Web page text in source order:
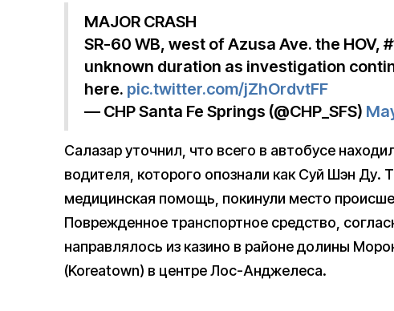
MAJOR CRASH
SR-60 WB, west of Azusa Ave. the HOV,
unknown duration as investigation
here. pic.twitter.com/jZhOrdvtFF
— CHP Santa Fe Springs (@CHP_SFS)
Салазар уточнил, что всего в автобусе
водителя, которого опознали как Суй Шэн Ду.
медицинская помощь, покинули место
Поврежденное транспортное средство,
направлялось из казино в районе долины
(Koreatown) в центре Лос-Анджелеса.